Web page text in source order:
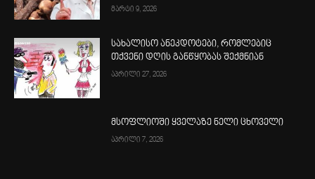
მარტი 9, 2026
სახალისო ანეკდოტები, რომლებიც
თქვენი დღის განწყობას შექმნიან
აპრილი 27, 2026
მსოფლიოში ყველაზე ნელი ცხოველი
აპრილი 7, 2026